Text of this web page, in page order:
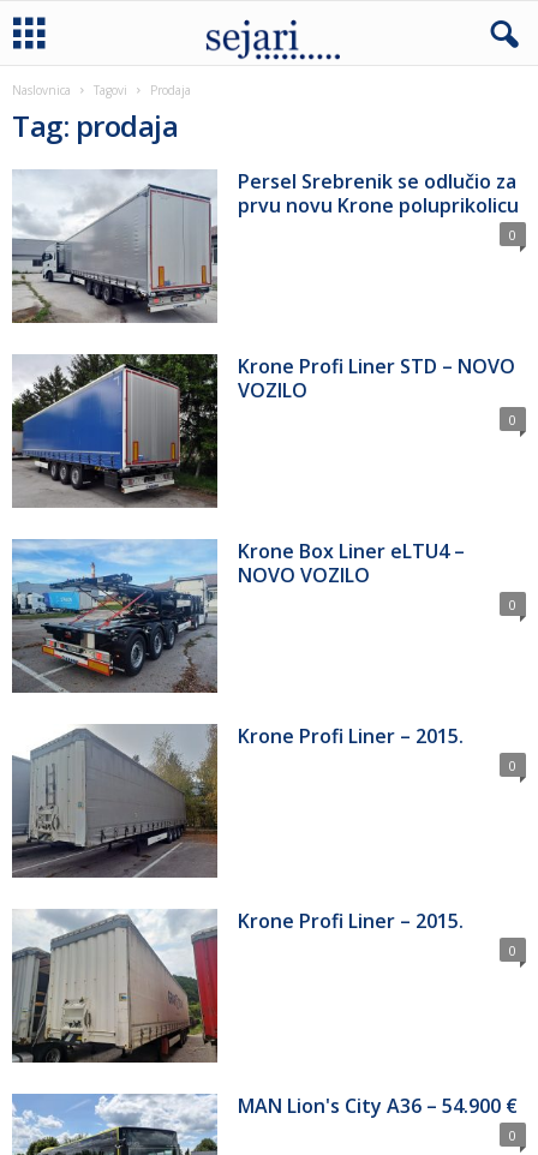
Naslovnica Tagovi Prodaja
Tag: prodaja
Persel Srebrenik se odlučio za
prvu novu Krone poluprikolicu
0
Krone Profi Liner STD – NOVO
VOZILO
0
Krone Box Liner eLTU4 –
NOVO VOZILO
0
Krone Profi Liner – 2015.
0
Krone Profi Liner – 2015.
0
MAN Lion's City A36 – 54.900 €
0